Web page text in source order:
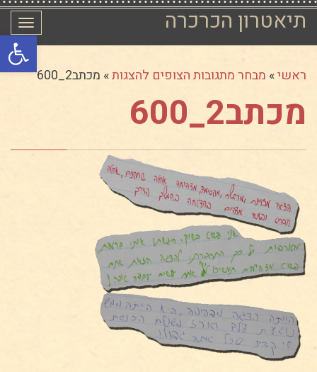
פתח
תיאטרון הכרכרה
ראשי» מבחר מתגובות הצופים להצגות» מכתב2_600
מכתב2_600